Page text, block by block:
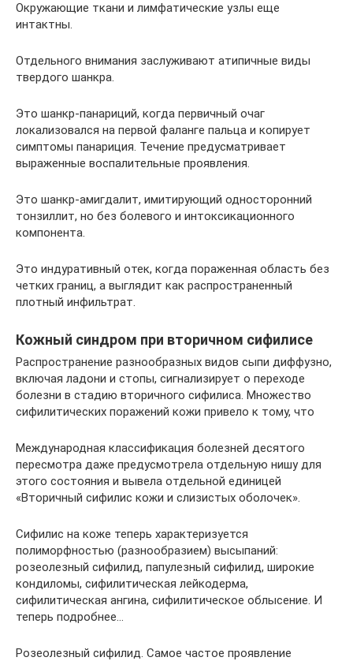
Окружающие ткани и лимфатические узлы еще
интактны.
Отдельного внимания заслуживают атипичные виды
твердого шанкра.
Это шанкр-панариций, когда первичный очаг
локализовался на первой фаланге пальца и копирует
симптомы панариция. Течение предусматривает
выраженные воспалительные проявления.
Это шанкр-амигдалит, имитирующий односторонний
тонзиллит, но без болевого и интоксикационного
компонента.
Это индуративный отек, когда пораженная область без
четких границ, а выглядит как распространенный
плотный инфильтрат.
Кожный синдром при вторичном сифилисе
Распространение разнообразных видов сыпи диффузно,
включая ладони и стопы, сигнализирует о переходе
болезни в стадию вторичного сифилиса. Множество
сифилитических поражений кожи привело к тому, что
Международная классификация болезней десятого
пересмотра даже предусмотрела отдельную нишу для
этого состояния и вывела отдельной единицей
«Вторичный сифилис кожи и слизистых оболочек».
Сифилис на коже теперь характеризуется
полиморфностью (разнообразием) высыпаний:
розеолезный сифилид, папулезный сифилид, широкие
кондиломы, сифилитическая лейкодерма,
сифилитическая ангина, сифилитическое облысение. И
теперь подробнее…
Розеолезный сифилид. Самое частое проявление